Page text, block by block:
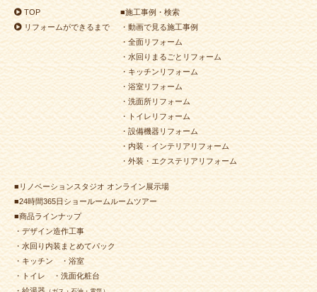
TOP
リフォームができるまで
■施工事例・検索
・動画で見る施工事例
・全面リフォーム
・水回りまるごとリフォーム
・キッチンリフォーム
・浴室リフォーム
・洗面所リフォーム
・トイレリフォーム
・設備機器リフォーム
・内装・インテリアリフォーム
・外装・エクステリアリフォーム
■リノベーションスタジオ オンライン展示場
■24時間365日ショールームルームツアー
■商品ラインナップ
・デザイン造作工事
・水回り内装まとめてパック
・キッチン
・浴室
・トイレ
・洗面化粧台